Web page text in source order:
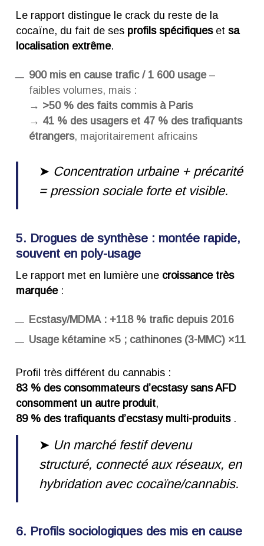
Le rapport distingue le crack du reste de la
cocaïne, du fait de ses profils spécifiqueset sa
localisation extrême.
900 mis en cause trafic / 1 600 usage–
faibles volumes, mais :
→ >50 % des faits commis à Paris
→ 41 % des usagers et 47 % des trafiquants
étrangers, majoritairement africains
➤ Concentration urbaine + précarité
= pression sociale forte et visible.
5. Drogues de synthèse : montée rapide,
souvent en poly-usage
Le rapport met en lumière une croissance très
marquée:
Ecstasy/MDMA : +118 % trafic depuis 2016
Usage kétamine ×5 ; cathinones (3-MMC) ×11
Profil très différent du cannabis :
83 % des consommateurs d’ecstasy sans AFD
consomment un autre produit,
89 % des trafiquants d’ecstasy multi-produits.
➤ Un marché festif devenu
structuré, connecté aux réseaux, en
hybridation avec cocaïne/cannabis.
6. Profils sociologiques des mis en cause